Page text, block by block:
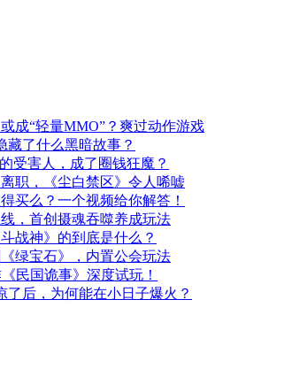
成“轻量MMO”？爽过动作游戏
藏了什么黑暗故事？
受害人，成了圈钱狂魔？
职，《尘白禁区》令人唏嘘
买么？一个视频给你解答！
，首创摄魂吞噬养成玩法
战神》的到底是什么？
绿宝石》，内置公会玩法
民国诡事》深度试玩！
了后，为何能在小日子爆火？